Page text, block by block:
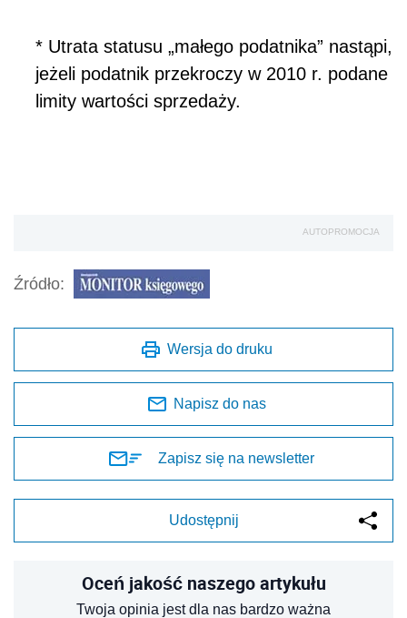
* Utrata statusu „małego podatnika” nastąpi,
jeżeli podatnik przekroczy w 2010 r. podane
limity wartości sprzedaży.
AUTOPROMOCJA
Źródło:
Wersja do druku
Napisz do nas
Zapisz się na newsletter
Udostępnij
Oceń jakość naszego artykułu
Twoja opinia jest dla nas bardzo ważna